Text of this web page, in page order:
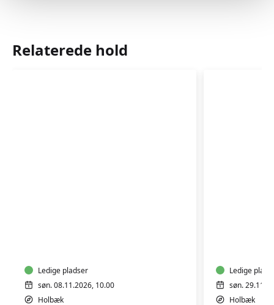
Relaterede hold
Ledige pladser
søn. 08.11.2026, 10.00
Holbæk
Ledige
søn.
Holbæk